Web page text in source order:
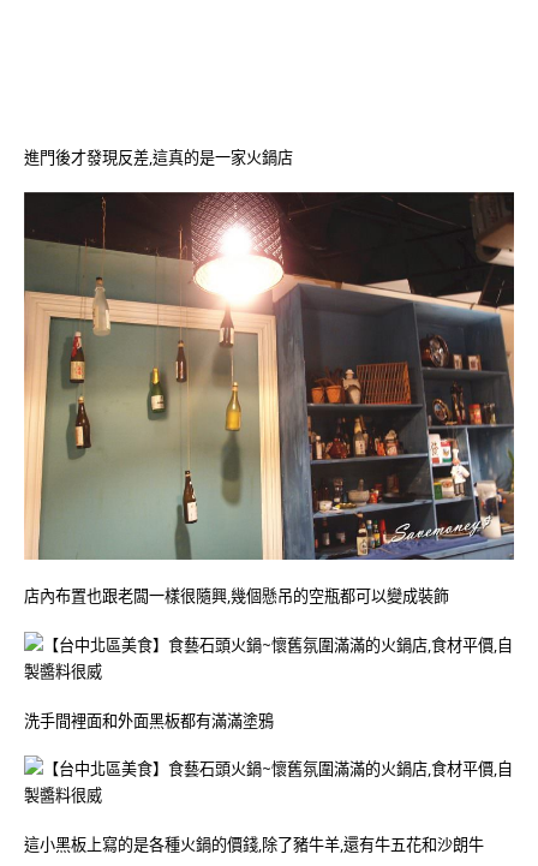
進門後才發現反差,這真的是一家火鍋店
店內布置也跟老闆一樣很隨興,幾個懸吊的空瓶都可以變成裝飾
洗手間裡面和外面黑板都有滿滿塗鴉
這小黑板上寫的是各種火鍋的價錢,除了豬牛羊,還有牛五花和沙朗牛